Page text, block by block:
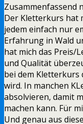
Zusammenfassend
Der Kletterkurs hat
jedem einfach nur
Erfahrung in Wald
hat mich das Preis/
und Qualität
bei dem
wird. In manchen
absolvieren, damit
machen kann. Für
Und genau aus